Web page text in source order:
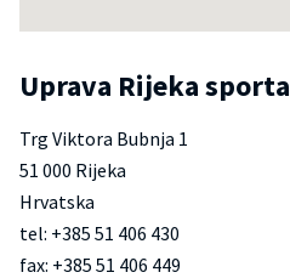
Uprava Rijeka sporta
Trg Viktora Bubnja 1
51 000 Rijeka
Hrvatska
tel: +385 51 406 430
fax: +385 51 406 449